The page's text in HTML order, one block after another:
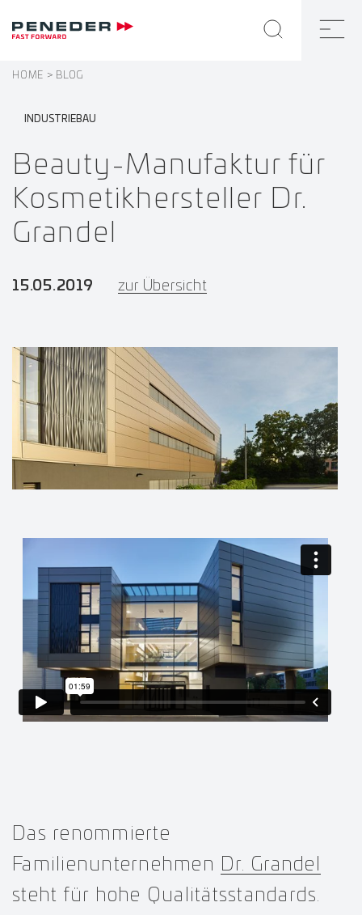
HOME BLOG
INDUSTRIEBAU
Beauty-Manufaktur für
Kosmetikhersteller Dr.
Grandel
15.05.2019 zur Übersicht
Das renommierte
Familienunternehmen
Dr. Grandel
steht für hohe Qualitätsstandards.